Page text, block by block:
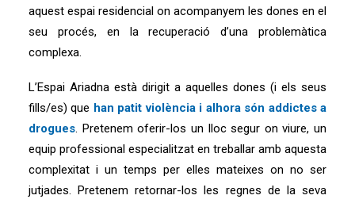
aquest espai residencial on acompanyem les dones en el
seu procés, en la recuperació d’una problemàtica
complexa.
L’Espai Ariadna està dirigit a aquelles dones (i els seus
fills/es) que han patit violència i alhora són addictes a
drogues. Pretenem oferir-los un lloc segur on viure, un
equip professional especialitzat en treballar amb aquesta
complexitat i un temps per elles mateixes on no ser
jutjades. Pretenem retornar-los les regnes de la seva